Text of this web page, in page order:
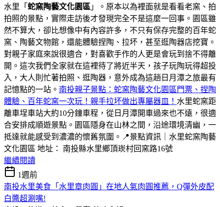
水里「 蛇窯陶藝文化園區 」。原本以為裡面就是看看老窯、拍
拍照的景點，實際走訪後才發現完全不是這麼一回事。園區雖
然不算大，卻比想像中有內容許多，不只有保存完整的百年蛇
窯、陶藝文物館，還能體驗捏陶、拉坏，甚至逛陶器店挖寶。
對親子家庭來說很適合，對喜歡手作的人更是會玩到捨不得離
開。這次我們全家就在這裡待了將近半天，孩子玩陶玩得超投
入，大人則忙著拍照、逛陶器，意外成為這趟日月潭之旅最有
記憶點的一站。 南投親子景點：蛇窯陶藝文化園區門票、捏陶
體驗、百年蛇窯一次玩！親手拉坏做出專屬器皿！ 水里蛇窯距
離車埕車站大約10分鐘車程，從日月潭開車過來也不遠，很適
合安排成順遊景點。園區隱身在山林之間，沿途環境清幽，一
抵達就能感受到濃濃的懷舊氛圍。📍景點資訊｜水里蛇窯陶藝
文化園區 地址： 南投縣水里鄉頂崁村回窯路16號
繼續閱讀
1週前
南投水里美食「水里章肉圓」在地人氣肉圓推薦，Q彈外皮配
白醬超涮嘴!